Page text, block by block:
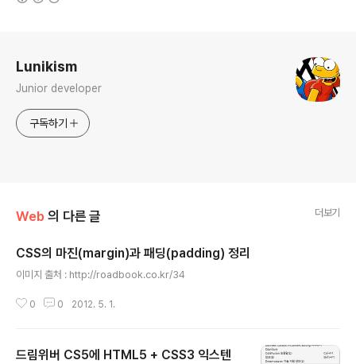
Lunikism
Junior developer
구독하기
Web 의 다른 글 더보기
CSS의 마진(margin)과 패딩(padding) 정리
이미지 출처 : http://roadbook.co.kr/34
0 0 2012. 5. 1.
드림위버 CS5에 HTML5 + CSS3 익스텐